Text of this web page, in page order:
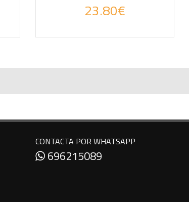
23.80€
CONTACTA POR WHATSAPP
696215089